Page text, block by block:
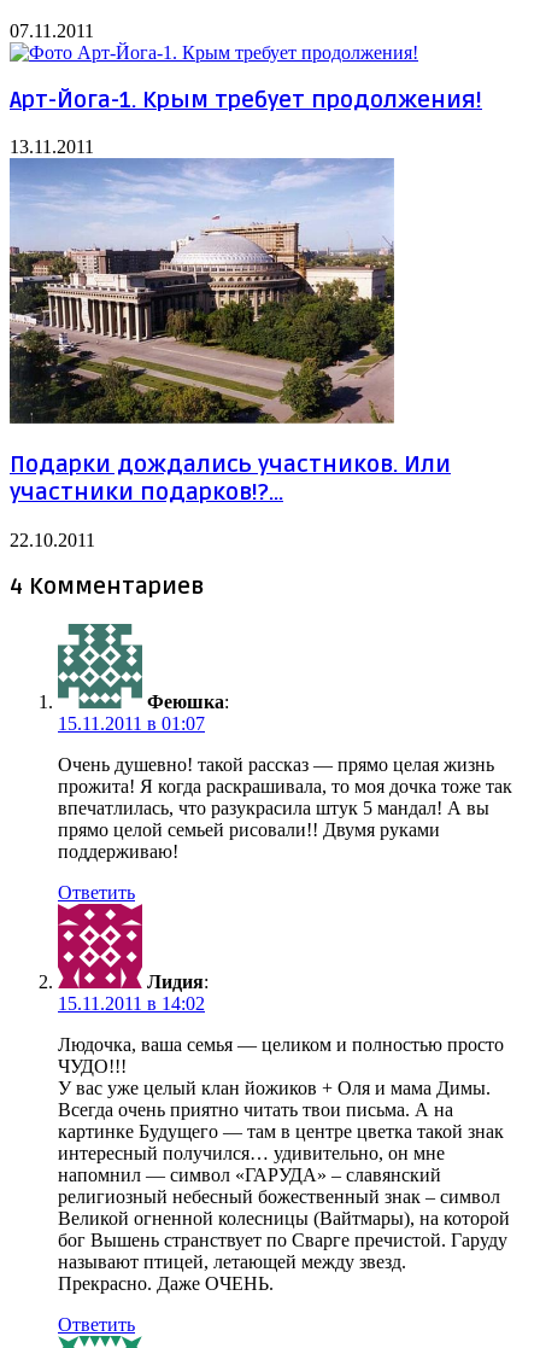
07.11.2011
Арт-Йога-1. Крым требует продолжения!
13.11.2011
Подарки дождались участников. Или
участники подарков!?…
22.10.2011
4 Комментариев
Феюшка:
15.11.2011 в 01:07
Очень душевно! такой рассказ — прямо целая жизнь
прожита! Я когда раскрашивала, то моя дочка тоже так
впечатлилась, что разукрасила штук 5 мандал! А вы
прямо целой семьей рисовали!! Двумя руками
поддерживаю!
Ответить
Лидия:
15.11.2011 в 14:02
Людочка, ваша семья — целиком и полностью просто
ЧУДО!!!
У вас уже целый клан йожиков + Оля и мама Димы.
Всегда очень приятно читать твои письма. А на
картинке Будущего — там в центре цветка такой знак
интересный получился… удивительно, он мне
напомнил — символ «ГАРУДА» – славянский
религиозный небесный божественный знак – символ
Великой огненной колесницы (Вайтмары), на которой
бог Вышень странствует по Сварге пречистой. Гаруду
называют птицей, летающей между звезд.
Прекрасно. Даже ОЧЕНЬ.
Ответить